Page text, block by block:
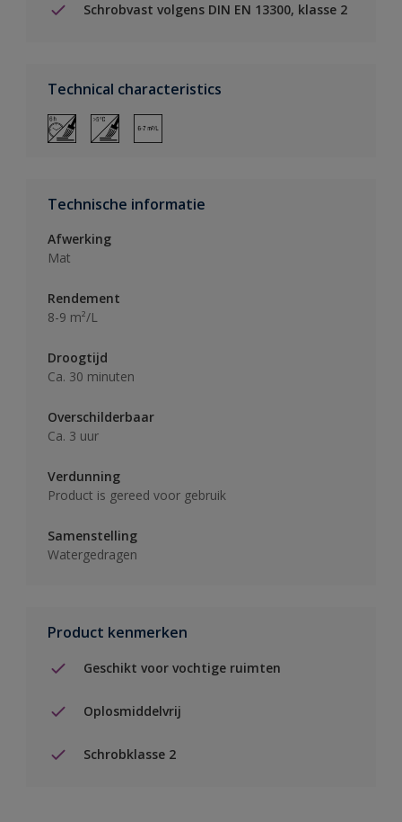
Schrobvast volgens DIN EN 13300, klasse 2
Technical characteristics
Technische informatie
Afwerking
Mat
Rendement
8-9 m²/L
Droogtijd
Ca. 30 minuten
Overschilderbaar
Ca. 3 uur
Verdunning
Product is gereed voor gebruik
Samenstelling
Watergedragen
Product kenmerken
Geschikt voor vochtige ruimten
Oplosmiddelvrij
Schrobklasse 2